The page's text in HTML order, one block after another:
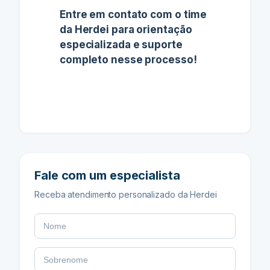
Entre em contato com o time
da Herdei para orientação
especializada e suporte
completo nesse processo!
Fale com um especialista
Receba atendimento personalizado da Herdei